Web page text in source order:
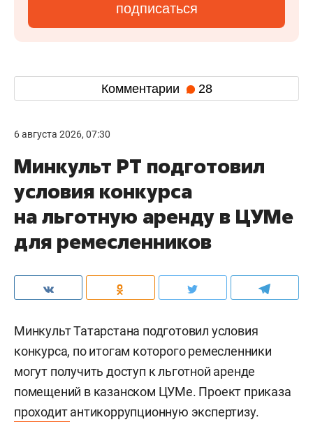
подписаться
Комментарии 28
6 августа 2026, 07:30
Минкульт РТ подготовил
условия конкурса
на льготную аренду в ЦУМе
для ремесленников
Минкульт Татарстана подготовил условия
конкурса, по итогам которого ремесленники
могут получить доступ к льготной аренде
помещений в казанском ЦУМе. Проект приказа
проходитантикоррупционную экспертизу.